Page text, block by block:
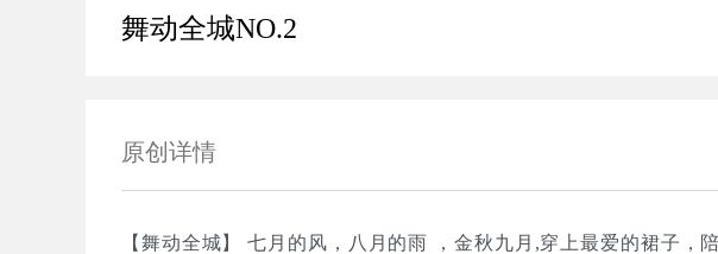
舞动全城NO.2
原创详情
【舞动全城】 七月的风，八月的雨️ ，金秋九月,穿上最爱的裙子